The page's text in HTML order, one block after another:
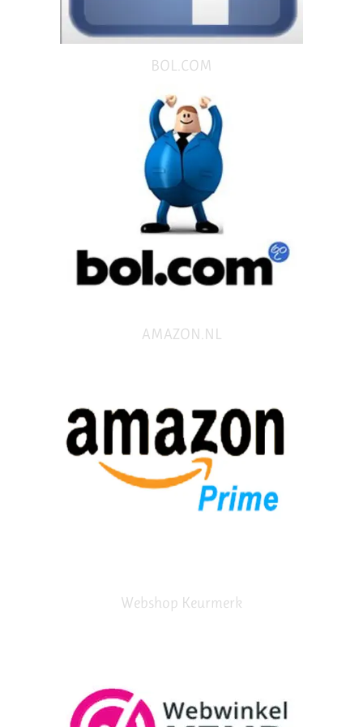
BOL.COM
AMAZON.NL
Webshop Keurmerk